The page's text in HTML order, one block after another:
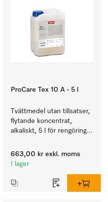
ProCare Tex 10 A - 5 l
Tvättmedel utan tillsatser,
flytande koncentrat,
alkaliskt, 5 l för rengöring
kulörtvätt.
663,00 kr exkl. moms
I lager